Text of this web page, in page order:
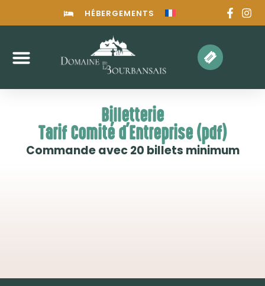
HÉBERGEMENTS
Billetterie
Tarif Comité d'Entreprise (pdf)
Commande avec 20 billets minimum